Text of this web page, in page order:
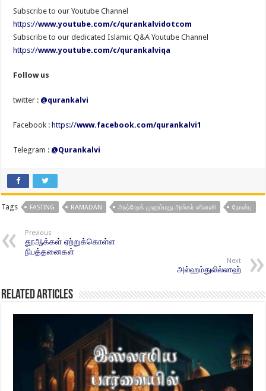
Subscribe to our Youtube Channel
https://www.youtube.com/c/qurankalvidotcom
Subscribe to our dedicated Islamic Q&A Youtube Channel
https://www.youtube.com/c/qurankalviqa
Follow us
twitter : @qurankalvi
Facebook : https://www.facebook.com/qurankalvi1
Telegram : @Qurankalvi
Tags FASTING RAMADAN அஷ்ஷேக் முஹம்மது அஸ்கர் ஸீலானி நோன்பு
Previous
தூஆக்கள் ஏற்றுக்கொள்ள
நிபத்தனைகள்
Next
அல்ஹம்துலில்லாஹ்
Related Articles